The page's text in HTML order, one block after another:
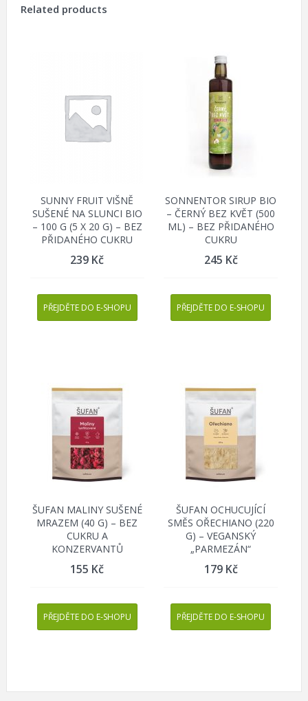
Related products
SUNNY FRUIT VIŠNĚ
SUŠENÉ NA SLUNCI BIO
– 100 G (5 X 20 G) – BEZ
PŘIDANÉHO CUKRU
239 Kč
PŘEJDĚTE DO E-SHOPU
SONNENTOR SIRUP BIO
– ČERNÝ BEZ KVĚT (500
ML) – BEZ PŘIDANÉHO
CUKRU
245 Kč
PŘEJDĚTE DO E-SHOPU
ŠUFAN MALINY SUŠENÉ
MRAZEM (40 G) – BEZ
CUKRU A
KONZERVANTŮ
155 Kč
PŘEJDĚTE DO E-SHOPU
ŠUFAN OCHUCUJÍCÍ
SMĚS OŘECHIANO (220
G) – VEGANSKÝ
„PARMEZÁN“
179 Kč
PŘEJDĚTE DO E-SHOPU